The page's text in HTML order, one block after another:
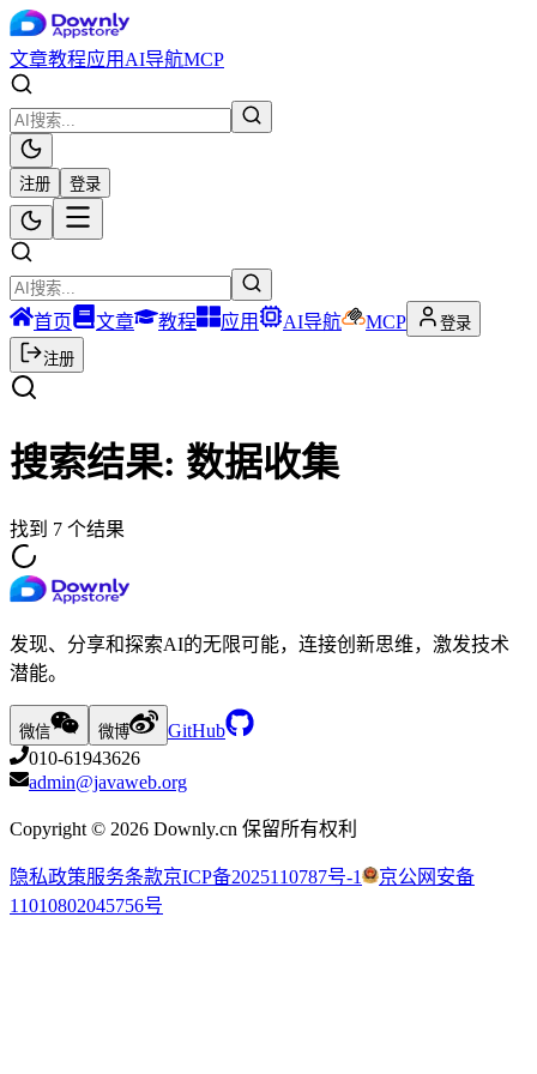
文章教程应用 AI导航MCP
注册 登录
首页 文章 教程 应用 AI导航 MCP
登录
注册
搜索结果: 数据收集
找到 7 个结果
发现、分享和探索AI的无限可能，连接创新思维，激发技术
潜能。
微信 微博
GitHub
010-61943626
admin@javaweb.org
Copyright © 2026 Downly.cn 保留所有权利
隐私政策服务条款京ICP备2025110787号-1
京公网安备
11010802045756号